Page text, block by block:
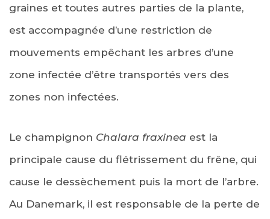
graines et toutes autres parties de la plante,
est accompagnée d’une restriction de
mouvements empêchant les arbres d’une
zone infectée d’être transportés vers des
zones non infectées.
Le champignon Chalara fraxinea est la
principale cause du flétrissement du frêne, qui
cause le dessèchement puis la mort de l’arbre.
Au Danemark, il est responsable de la perte de